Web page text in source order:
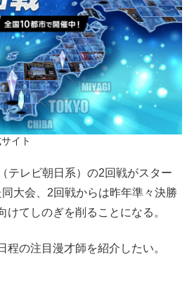
イト
テレビ朝日系）の2回戦がスター
大会、2回戦からは昨年準々決勝
てしのぎを削ることになる。
の注目漫才師を紹介したい。